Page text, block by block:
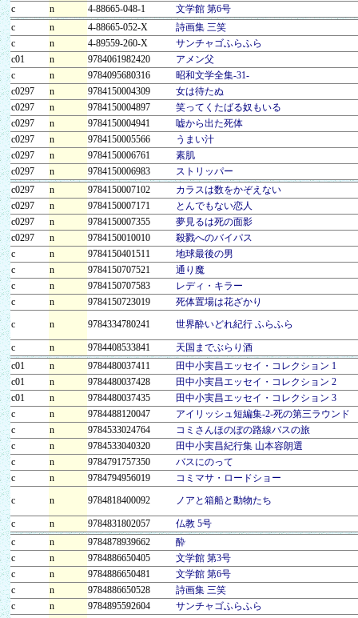
c
n 4-88665-048-1
文学館 第6号
c
n 4-88665-052-X
詩画集 三笑
c
n 4-89559-260-X
サンチャゴふらふら
c01
n 9784061982420
アメン父
c
n 9784095680316
昭和文学全集-31-
c0297
n 9784150004309
女は待たぬ
c0297
n 9784150004897
笑ってくたばる奴もいる
c0297
n 9784150004941
嘘から出た死体
c0297
n 9784150005566
うまい汁
c0297
n 9784150006761
素肌
c0297
n 9784150006983
ストリッパー
c0297
n 9784150007102
カラスは数をかぞえない
c0297
n 9784150007171
とんでもない恋人
c0297
n 9784150007355
夢見るは死の面影
c0297
n 9784150010010
殺戮へのバイパス
c
n 9784150401511
地球最後の男
c
n 9784150707521
通り魔
c
n 9784150707583
レディ・キラー
c
n 9784150723019
死体置場は花ざかり
c
n 9784334780241 世界酔いどれ紀行 ふらふら
c n 9784408533841
天国までぶらり酒
c01
n 9784480037411
田中小実昌エッセイ・コレクション 1
c01
n 9784480037428
田中小実昌エッセイ・コレクション 2
c01
n 9784480037435
田中小実昌エッセイ・コレクション 3
c
n 9784488120047
アイリッシュ短編集-2-死の第三ラウンド
c
n 9784533024764
コミさんほのぼの路線バスの旅
c
n 9784533040320
田中小実昌紀行集 山本容朗選
c
n 9784791757350
バスにのって
c
n 9784794956019
コミマサ・ロードショー
c
n 9784818400092 ノアと箱船と動物たち
c n 9784831802057
仏教 5号
c
n 9784878939662
酔
c
n 9784886650405
文学館 第3号
c
n 9784886650481
文学館 第6号
c
n 9784886650528
詩画集 三笑
c
n 9784895592604
サンチャゴふらふら